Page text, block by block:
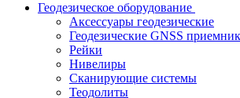
Геодезическое оборудование
Аксессуары геодезические
Геодезические GNSS
Рейки
Нивелиры
Сканирующие системы
Теодолиты